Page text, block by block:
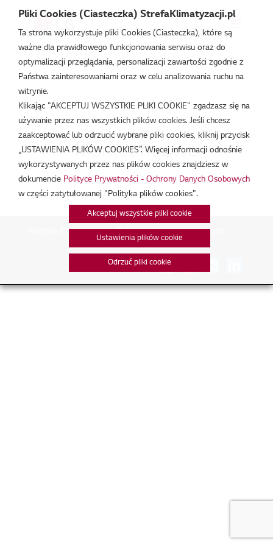
Strefa Klimatyzacji/Baza wiedzy/Materiały do pobrania/
Marketingowe
Marketingowe
Polityka Prywatności - Ochrona danych osobowych.
Zarządzaj zgodami na pliki cookie
Połącz:
Pliki Cookies (Ciasteczka) StrefaKlimatyzacji.pl
Ta strona wykorzystuje pliki Cookies (Ciasteczka), które są
ważne dla prawidłowego funkcjonowania serwisu oraz do
optymalizacji przeglądania, personalizacji zawartości zgodnie z
Państwa zainteresowaniami oraz w celu analizowania ruchu na
witrynie.
Klikając "AKCEPTUJ WSZYSTKIE PLIKI COOKIE" zgadzasz się na
używanie przez nas wszystkich plików cookies. Jeśli chcesz
zaakceptować lub odrzucić wybrane pliki cookies, kliknij przycisk
„USTAWIENIA PLIKÓW COOKIES”. Więcej informacji odnośnie
wykorzystywanych przez nas plików cookies znajdziesz w
dokumencie Polityce Prywatności - Ochrony Danych Osobowych
w części zatytułowanej "Polityka plików cookies".
Akceptuj wszystkie pliki cookie
Ustawienia plików cookie
Odrzuć pliki cookie